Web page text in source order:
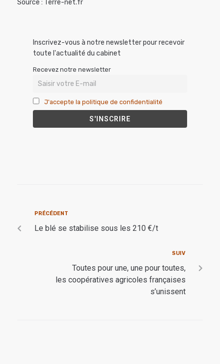
Source : Terre-net.fr
Inscrivez-vous à notre newsletter pour recevoir
toute l'actualité du cabinet
Recevez notre newsletter
J'accepte la politique de confidentialité
PRÉCÉDENT
Le blé se stabilise sous les 210 €/t
SUIV
Toutes pour une, une pour toutes,
les coopératives agricoles françaises
s’unissent